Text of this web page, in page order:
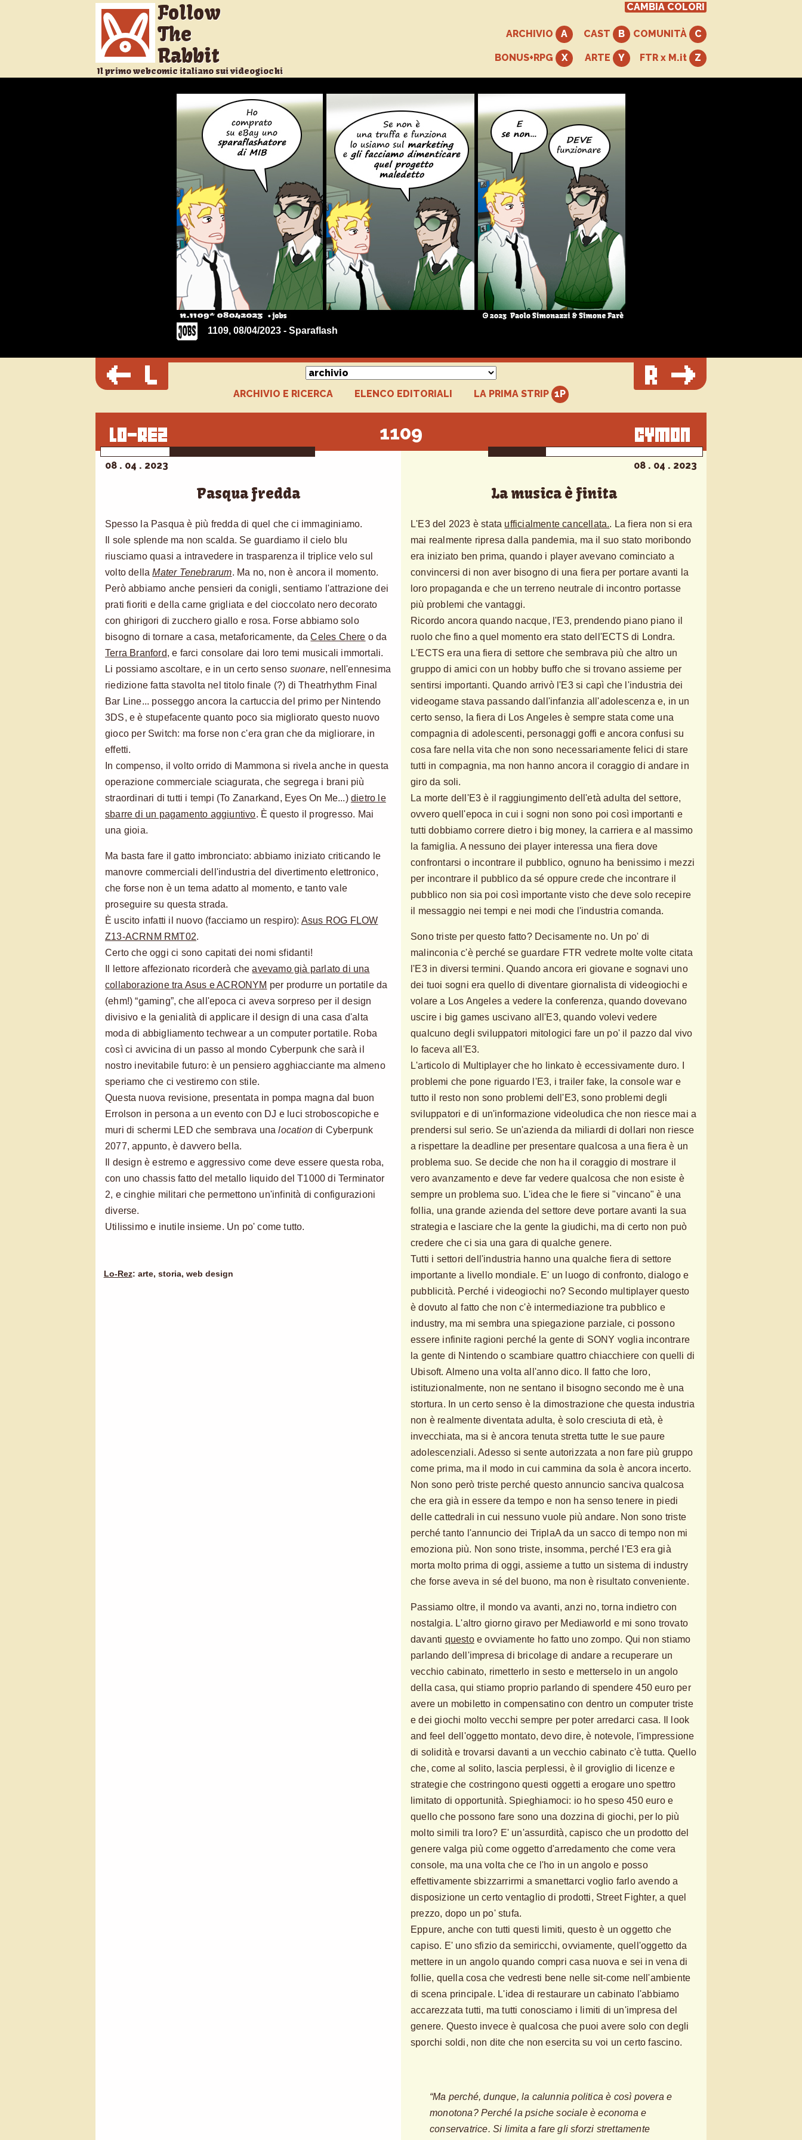
Follow
The
Rabbit
Il primo webcomic italiano sui videogiochi
CAMBIA COLORI
ARCHIVIO CAST COMUNITÀ
BONUS+RPG ARTE FTR x M.it
1109, 08/04/2023 - Sparaflash
ARCHIVIO E RICERCA ELENCO EDITORIALI LA PRIMA STRIP
1109
08 . 04 . 2023
Pasqua fredda
Spesso la Pasqua è più fredda di quel che ci immaginiamo.
Il sole splende ma non scalda. Se guardiamo il cielo blu
riusciamo quasi a intravedere in trasparenza il triplice velo sul
volto dellaMater Tenebrarum. Ma no, non è ancora il momento.
Però abbiamo anche pensieri da conigli, sentiamo l'attrazione dei
prati fioriti e della carne grigliata e del cioccolato nero decorato
con ghirigori di zucchero giallo e rosa. Forse abbiamo solo
bisogno di tornare a casa, metaforicamente, daCeles Chere o da
Terra Branford, e farci consolare dai loro temi musicali immortali.
Li possiamo ascoltare, e in un certo senso suonare, nell'ennesima
riedizione fatta stavolta nel titolo finale (?) diTheatrhythm Final
Bar Line... posseggo ancora la cartuccia del primo per Nintendo
3DS, e è stupefacente quanto poco sia migliorato questo nuovo
gioco per Switch: ma forse non c'era gran che da migliorare, in
effetti.
In compenso, il volto orrido di Mammona si rivela anche in questa
operazione commerciale sciagurata, che segrega i brani più
straordinari di tutti i tempi (To Zanarkand, Eyes On Me...)dietro le
sbarre di un pagamento aggiuntivo. È questo il progresso. Mai
una gioia.
Ma basta fare il gatto imbronciato: abbiamo iniziato criticando le
manovre commerciali dell'industria del divertimento elettronico,
che forse non è un tema adatto al momento, e tanto vale
proseguire su questa strada.
È uscito infatti il nuovo (facciamo un respiro): Asus ROG FLOW
Z13-ACRNM RMT02.
Certo che oggi ci sono capitati dei nomi sfidanti!
Il lettore affezionato ricorderà cheavevamo già parlato di una
collaborazione tra Asus e ACRONYM per produrre un portatile da
(ehm!) “gaming”, che all'epoca ci aveva sorpreso per il design
divisivo e la genialità di applicare il design di una casa d'alta
moda di abbigliamento techwear a un computer portatile. Roba
così ci avvicina di un passo al mondo Cyberpunk che sarà il
nostro inevitabile futuro: è un pensiero agghiacciante ma almeno
speriamo che ci vestiremo con stile.
Questa nuova revisione, presentata in pompa magna dal buon
Errolson in persona a un evento con DJ e luci stroboscopiche e
muri di schermi LED che sembrava unalocation di Cyberpunk
2077, appunto, è davvero bella.
Il design è estremo e aggressivo come deve essere questa roba,
con uno chassis fatto del metallo liquido del T1000 di Terminator
2, e cinghie militari che permettono un'infinità di configurazioni
diverse.
Utilissimo e inutile insieme. Un po' come tutto.
Lo-Rez: arte, storia, web design
08 . 04 . 2023
La musica è finita
L'E3 del 2023 è stata ufficialmente cancellata.. La fiera non si era
mai realmente ripresa dalla pandemia, ma il suo stato moribondo
era iniziato ben prima, quando i player avevano cominciato a
convincersi di non aver bisogno di una fiera per portare avanti la
loro propaganda e che un terreno neutrale di incontro portasse
più problemi che vantaggi.
Ricordo ancora quando nacque, l'E3, prendendo piano piano il
ruolo che fino a quel momento era stato dell'ECTS di Londra.
L'ECTS era una fiera di settore che sembrava più che altro un
gruppo di amici con un hobby buffo che si trovano assieme per
sentirsi importanti. Quando arrivò l'E3 si capì che l'industria dei
videogame stava passando dall'infanzia all'adolescenza e, in un
certo senso, la fiera di Los Angeles è sempre stata come una
compagnia di adolescenti, personaggi goffi e ancora confusi su
cosa fare nella vita che non sono necessariamente felici di stare
tutti in compagnia, ma non hanno ancora il coraggio di andare in
giro da soli.
La morte dell'E3 è il raggiungimento dell'età adulta del settore,
ovvero quell'epoca in cui i sogni non sono poi così importanti e
tutti dobbiamo correre dietro i big money, la carriera e al massimo
la famiglia. A nessuno dei player interessa una fiera dove
confrontarsi o incontrare il pubblico, ognuno ha benissimo i mezzi
per incontrare il pubblico da sé oppure crede che incontrare il
pubblico non sia poi così importante visto che deve solo recepire
il messaggio nei tempi e nei modi che l'industria comanda.
Sono triste per questo fatto? Decisamente no. Un po' di
malinconia c'è perché se guardare FTR vedrete molte volte citata
l'E3 in diversi termini. Quando ancora eri giovane e sognavi uno
dei tuoi sogni era quello di diventare giornalista di videogiochi e
volare a Los Angeles a vedere la conferenza, quando dovevano
uscire i big games uscivano all'E3, quando volevi vedere
qualcuno degli sviluppatori mitologici fare un po' il pazzo dal vivo
lo faceva all'E3.
L'articolo di Multiplayer che ho linkato è eccessivamente duro. I
problemi che pone riguardo l'E3, i trailer fake, la console war e
tutto il resto non sono problemi dell'E3, sono problemi degli
sviluppatori e di un'informazione videoludica che non riesce mai a
prendersi sul serio. Se un'azienda da miliardi di dollari non riesce
a rispettare la deadline per presentare qualcosa a una fiera è un
problema suo. Se decide che non ha il coraggio di mostrare il
vero avanzamento e deve far vedere qualcosa che non esiste è
sempre un problema suo. L'idea che le fiere si "vincano" è una
follia, una grande azienda del settore deve portare avanti la sua
strategia e lasciare che la gente la giudichi, ma di certo non può
credere che ci sia una gara di qualche genere.
Tutti i settori dell'industria hanno una qualche fiera di settore
importante a livello mondiale. E' un luogo di confronto, dialogo e
pubblicità. Perché i videogiochi no? Secondo multiplayer questo
è dovuto al fatto che non c'è intermediazione tra pubblico e
industry, ma mi sembra una spiegazione parziale, ci possono
essere infinite ragioni perché la gente di SONY voglia incontrare
la gente di Nintendo o scambiare quattro chiacchiere con quelli di
Ubisoft. Almeno una volta all'anno dico. Il fatto che loro,
istituzionalmente, non ne sentano il bisogno secondo me è una
stortura. In un certo senso è la dimostrazione che questa industria
non è realmente diventata adulta, è solo cresciuta di età, è
invecchiata, ma si è ancora tenuta stretta tutte le sue paure
adolescenziali. Adesso si sente autorizzata a non fare più gruppo
come prima, ma il modo in cui cammina da sola è ancora incerto.
Non sono però triste perché questo annuncio sanciva qualcosa
che era già in essere da tempo e non ha senso tenere in piedi
delle cattedrali in cui nessuno vuole più andare. Non sono triste
perché tanto l'annuncio dei TriplaA da un sacco di tempo non mi
emoziona più. Non sono triste, insomma, perché l'E3 era già
morta molto prima di oggi, assieme a tutto un sistema di industry
che forse aveva in sé del buono, ma non è risultato conveniente.
Passiamo oltre, il mondo va avanti, anzi no, torna indietro con
nostalgia. L'altro giorno giravo per Mediaworld e mi sono trovato
davanti questoe ovviamente ho fatto uno zompo. Qui non stiamo
parlando dell'impresa di bricolage di andare a recuperare un
vecchio cabinato, rimetterlo in sesto e metterselo in un angolo
della casa, qui stiamo proprio parlando di spendere 450 euro per
avere un mobiletto in compensatino con dentro un computer triste
e dei giochi molto vecchi sempre per poter arredarci casa. Il look
and feel dell'oggetto montato, devo dire, è notevole, l'impressione
di solidità e trovarsi davanti a un vecchio cabinato c'è tutta. Quello
che, come al solito, lascia perplessi, è il groviglio di licenze e
strategie che costringono questi oggetti a erogare uno spettro
limitato di opportunità. Spieghiamoci: io ho speso 450 euro e
quello che possono fare sono una dozzina di giochi, per lo più
molto simili tra loro? E' un'assurdità, capisco che un prodotto del
genere valga più come oggetto d'arredamento che come vera
console, ma una volta che ce l'ho in un angolo e posso
effettivamente sbizzarrirmi a smanettarci voglio farlo avendo a
disposizione un certo ventaglio di prodotti, Street Fighter, a quel
prezzo, dopo un po' stufa.
Eppure, anche con tutti questi limiti, questo è un oggetto che
capiso. E' uno sfizio da semiricchi, ovviamente, quell'oggetto da
mettere in un angolo quando compri casa nuova e sei in vena di
follie, quella cosa che vedresti bene nelle sit-come nell'ambiente
di scena principale. L'idea di restaurare un cabinato l'abbiamo
accarezzata tutti, ma tutti conosciamo i limiti di un'impresa del
genere. Questo invece è qualcosa che puoi avere solo con degli
sporchi soldi, non dite che non esercita su voi un certo fascino.
“Ma perché, dunque, la calunnia politica è così povera e
monotona? Perché la psiche sociale è economa e
conservatrice. Si limita a fare gli sforzi strettamente